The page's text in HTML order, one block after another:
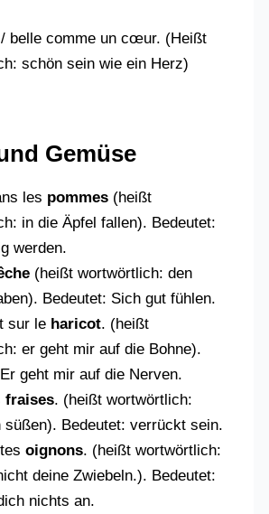
/ belle comme un cœur. (Heißt
schön sein wie ein Herz)
Gemüse
les pommes (heißt
in die Äpfel fallen). Bedeutet:
werden.
(heißt wortwörtlich: den
Bedeutet: Sich gut fühlen.
sur le haricot. (heißt
er geht mir auf die Bohne).
geht mir auf die Nerven.
fraises. (heißt wortwörtlich:
süßen). Bedeutet: verrückt sein.
tesoignons. (heißt wortwörtlich:
deine Zwiebeln.). Bedeutet:
nichts an.